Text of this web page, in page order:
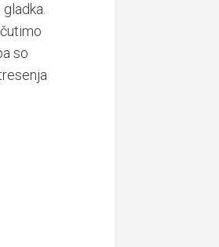
so